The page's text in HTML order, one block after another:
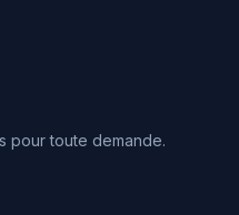
pour toute demande.